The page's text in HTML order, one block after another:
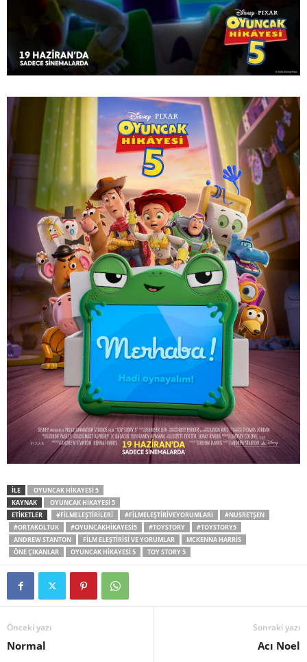
İLE
OYUNCAK HIKAYESI 5
KAYNAK
OYUNCAK HIKAYESI 5
ETİKETLER
#FILMELEŞTIRILERI #FILMELEŞTIRIVEYORUMLARI
#NUSRETŞEN
#ORTAKOLTUK
#OYUNCAKHIKAYESI5 #TOYSTORY
#TOYSTORY5
ANDREW STANTON
FILM ELEŞTIRISI VE YORUMLAR
MCKENNA HARRIS
ÖNE ÇIKANLAR
OYUNCAK HIKAYESI 5 TOY STORY 5
Önceki yazı
Normal
Sonraki yazı
Acı Noel